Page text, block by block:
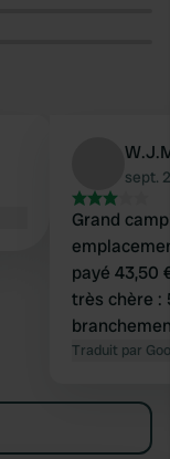
sept.
Grand
payé 43,50
très chère :
la
eaux
Traduit par